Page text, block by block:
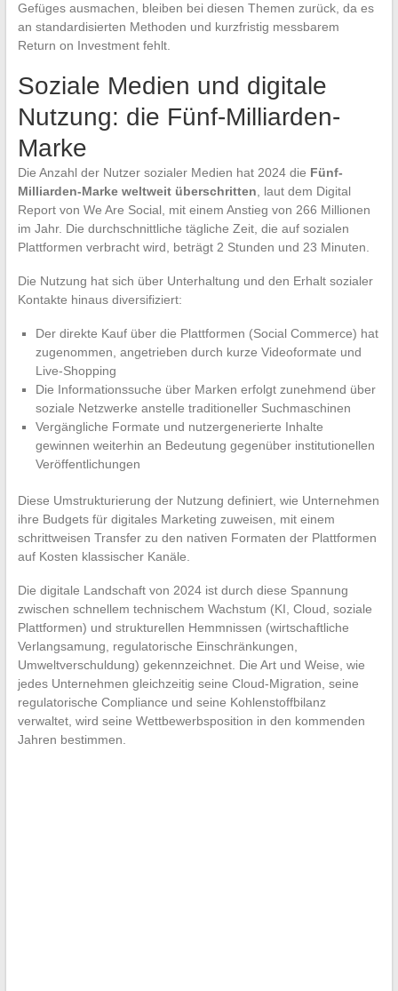
Gefüges ausmachen, bleiben bei diesen Themen zurück, da es
an standardisierten Methoden und kurzfristig messbarem
Return on Investment fehlt.
Soziale Medien und digitale
Nutzung: die Fünf-Milliarden-
Marke
Die Anzahl der Nutzer sozialer Medien hat 2024 die Fünf-
Milliarden-Marke weltweit überschritten, laut dem Digital
Report von We Are Social, mit einem Anstieg von 266 Millionen
im Jahr. Die durchschnittliche tägliche Zeit, die auf sozialen
Plattformen verbracht wird, beträgt 2 Stunden und 23 Minuten.
Die Nutzung hat sich über Unterhaltung und den Erhalt sozialer
Kontakte hinaus diversifiziert:
Der direkte Kauf über die Plattformen (Social Commerce) hat
zugenommen, angetrieben durch kurze Videoformate und
Live-Shopping
Die Informationssuche über Marken erfolgt zunehmend über
soziale Netzwerke anstelle traditioneller Suchmaschinen
Vergängliche Formate und nutzergenerierte Inhalte
gewinnen weiterhin an Bedeutung gegenüber institutionellen
Veröffentlichungen
Diese Umstrukturierung der Nutzung definiert, wie Unternehmen
ihre Budgets für digitales Marketing zuweisen, mit einem
schrittweisen Transfer zu den nativen Formaten der Plattformen
auf Kosten klassischer Kanäle.
Die digitale Landschaft von 2024 ist durch diese Spannung
zwischen schnellem technischem Wachstum (KI, Cloud, soziale
Plattformen) und strukturellen Hemmnissen (wirtschaftliche
Verlangsamung, regulatorische Einschränkungen,
Umweltverschuldung) gekennzeichnet. Die Art und Weise, wie
jedes Unternehmen gleichzeitig seine Cloud-Migration, seine
regulatorische Compliance und seine Kohlenstoffbilanz
verwaltet, wird seine Wettbewerbsposition in den kommenden
Jahren bestimmen.